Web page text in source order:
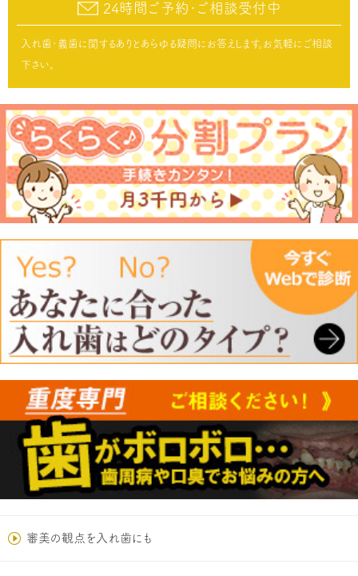
24時間ご予約･ご相談受付中
入れ歯･義歯に関するありとあらゆる疑問にお答えします。お気軽にご相談
下さい。
審美の観点を入れ歯にも